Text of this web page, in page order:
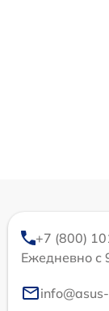
+7 (800)
Ежедневно с